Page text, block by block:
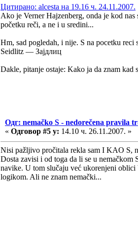
Цитирано: alcesta на 19.16 ч. 24.11.2007.
Ako je Verner Hajzenberg, onda je kod
početku reči, a ne i u sredini...
Hm, sad pogledah, i nije. S na pocetku
Seidlitz — Зајдлиц
Dakle, pitanje ostaje: Kako ja da znam
Одг: nemačko S - nedorečena pravila
« Одговор #5 у: 14.10 ч. 26.11.2007. »
Nisi pažljivo pročitala rekla sam I KAO S,
Dosta zavisi i od toga da li se u nemačkom
navike. U tom slučaju već ukorenjeni
logikom. Ali ne znam nemački...